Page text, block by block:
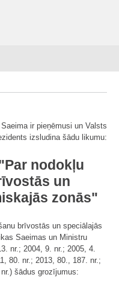
Saeima ir pieņēmusi un Valsts
izsludina šādu likumu:
nodokļu
un
zonās"
brīvostās un speciālajās
Saeimas un Ministru
nr.; 2004, 9. nr.; 2005, 4.
80. nr.; 2013, 80., 187. nr.;
šādus grozījumus: